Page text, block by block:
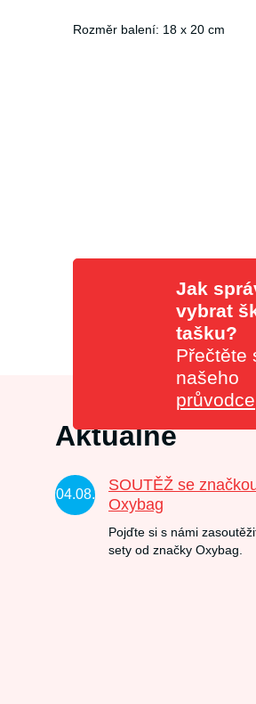
Rozměr balení: 18 x 20 cm
Jak
vybrat
tašku?
Přečtěte
našeho
průvodce
Aktuálně
04.08.
SOUTĚŽ se
Oxybag
Pojďte si s námi
sety od značky Oxybag.